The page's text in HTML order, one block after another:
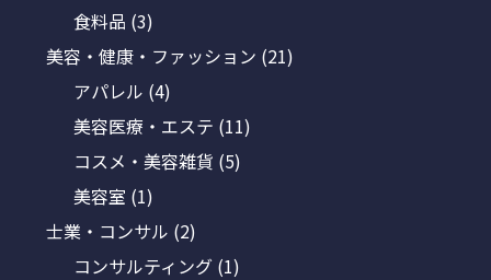
食料品 (3)
美容・健康・ファッション (21)
アパレル (4)
美容医療・エステ (11)
コスメ・美容雑貨 (5)
美容室 (1)
士業・コンサル (2)
コンサルティング (1)